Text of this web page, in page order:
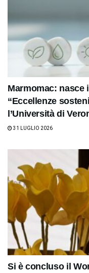
Marmomac: nasce
“Eccellenze
l’Università di
31 LUGLIO 2026
Si è concluso il